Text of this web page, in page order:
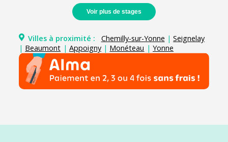
Voir plus de stages
Villes à proximité : Chemilly-sur-Yonne | Seignelay
| Beaumont | Appoigny | Monéteau | Yonne